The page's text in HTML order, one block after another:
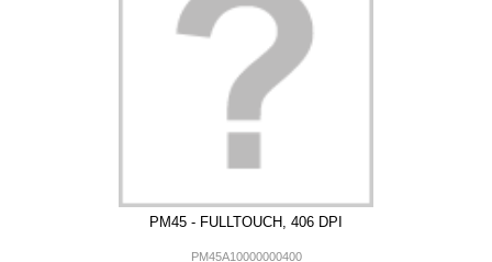
PM45 - FULLTOUCH, 406 DPI
PM45A10000000400